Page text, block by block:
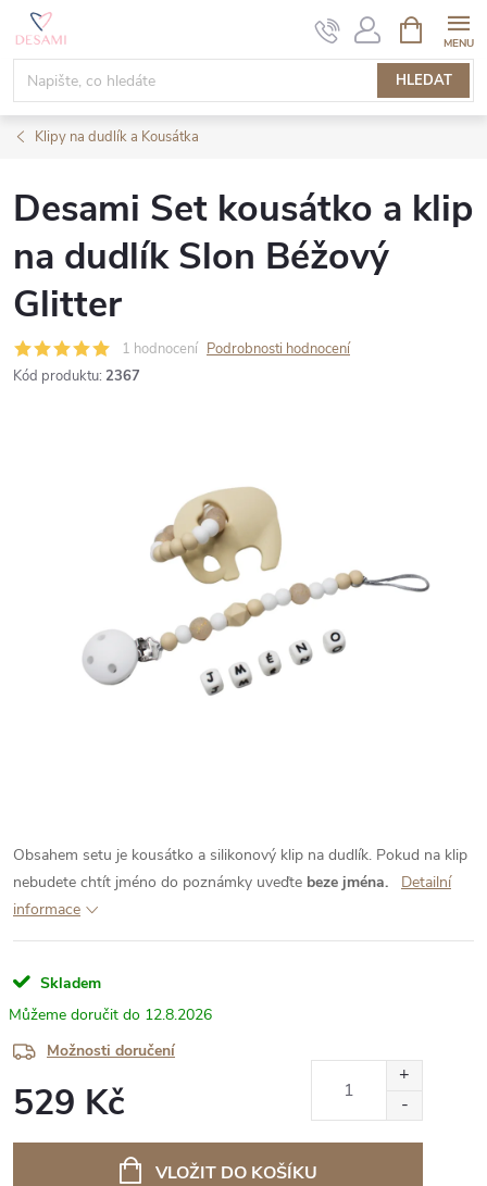
Přejít
obsah
HLEDAT
NÁKUPNÍ
KOŠÍK
Klipy na dudlík a Kousátka
Desami Set kousátko a klip
na dudlík Slon Béžový
Glitter
1 hodnocení Podrobnosti hodnocení
Kód produktu: 2367
Obsahem setu je kousátko a silikonový klip na dudlík. Pokud na klip
nebudete chtít jméno do poznámky uveďte beze jména.
Detailní
informace
Skladem
12.8.2026
Možnosti doručení
529 Kč
VLOŽIT DO KOŠÍKU